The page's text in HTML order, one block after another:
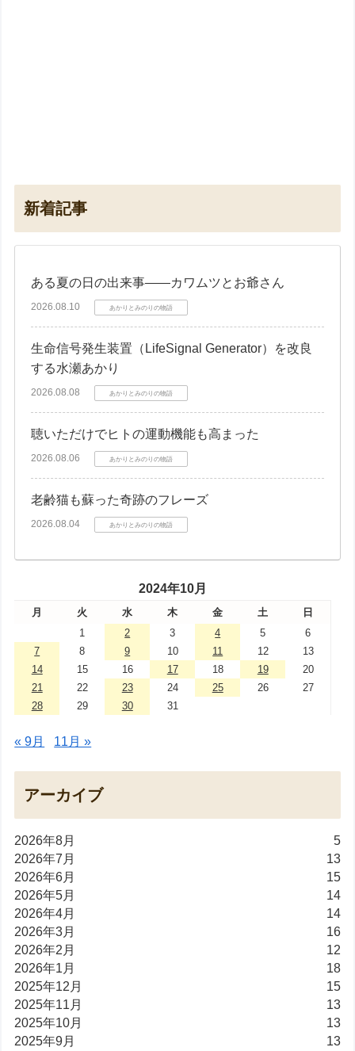
新着記事
ある夏の日の出来事――カワムツとお爺さん
2026.08.10 あかりとみのりの物語
生命信号発生装置（LifeSignal Generator）を改良
する水瀬あかり
2026.08.08 あかりとみのりの物語
聴いただけでヒトの運動機能も高まった
2026.08.06 あかりとみのりの物語
老齢猫も蘇った奇跡のフレーズ
2026.08.04 あかりとみのりの物語
2024年10月
月 火 水 木 金 土
日
1
2 3 4 5
6
7
8 9 10 11 12
13
14
15 16 17 18 19
20
21
22 23 24 25 26
27
28
29 30 31
« 9月 11月 »
アーカイブ
2026年8月
5
2026年7月
13
2026年6月
15
2026年5月
14
2026年4月
14
2026年3月
16
2026年2月
12
2026年1月
18
2025年12月
15
2025年11月
13
2025年10月
13
2025年9月
13